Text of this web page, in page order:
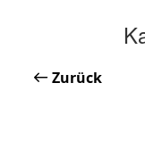
Zurück